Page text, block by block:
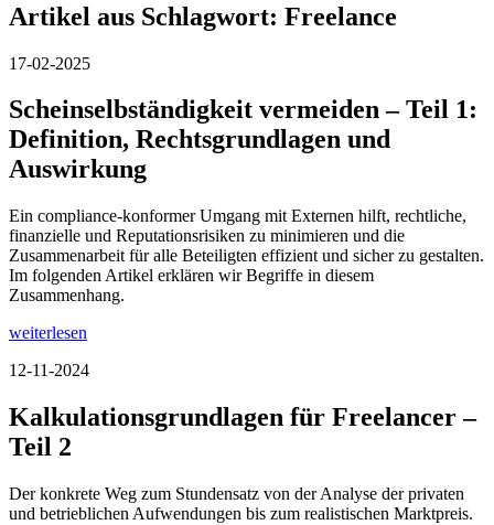
Artikel aus Schlagwort: Freelance
17-02-2025
Scheinselbständigkeit vermeiden – Teil 1:
Definition, Rechtsgrundlagen und
Auswirkung
Ein compliance-konformer Umgang mit Externen hilft, rechtliche,
finanzielle und Reputationsrisiken zu minimieren und die
Zusammenarbeit für alle Beteiligten effizient und sicher zu gestalten.
Im folgenden Artikel erklären wir Begriffe in diesem
Zusammenhang.
weiterlesen
12-11-2024
Kalkulationsgrundlagen für Freelancer –
Teil 2
Der konkrete Weg zum Stundensatz von der Analyse der privaten
und betrieblichen Aufwendungen bis zum realistischen Marktpreis.